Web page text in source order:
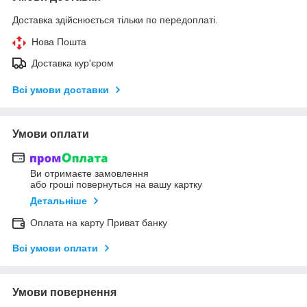
Доставка здійснюється тільки по передоплаті.
Нова Пошта
Доставка кур'єром
Всі умови доставки
Умови оплати
Ви отримаєте замовлення
або гроші повернуться на вашу картку
Детальніше
Оплата на карту Приват банку
Всі умови оплати
Умови повернення